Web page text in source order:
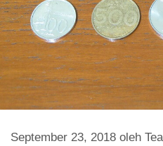
September 23, 2018 oleh